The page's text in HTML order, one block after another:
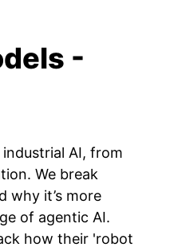
-
AI, from
We break
why it’s more
of agentic AI.
how their 'robot